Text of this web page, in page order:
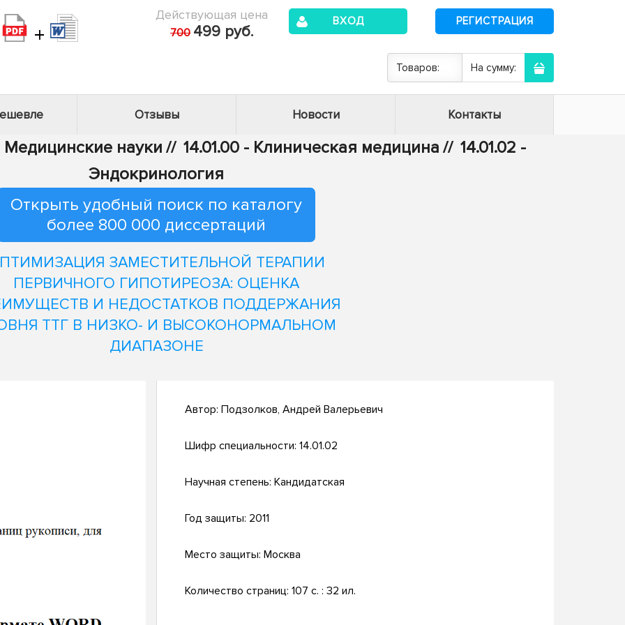
+
Действующая цена
700 499 руб.
ВХОД РЕГИСТРАЦИЯ
Товаров: На сумму:
Отзывы Новости Контакты
Медицинские науки // 14.01.00 - Клиническая медицина // 14.01.02 -
Эндокринология
Открыть удобный поиск по каталогу
более 800 000 диссертаций
ЗАМЕСТИТЕЛЬНОЙ ТЕРАПИИ
ПЕРВИЧНОГО ГИПОТИРЕОЗА: ОЦЕНКА
И НЕДОСТАТКОВ ПОДДЕРЖАНИЯ
ТТГ В НИЗКО- И ВЫСОКОНОРМАЛЬНОМ
ДИАПАЗОНЕ
Автор: Подзолков, Андрей Валерьевич
Шифр специальности: 14.01.02
Научная степень: Кандидатская
Год защиты: 2011
Место защиты: Москва
Количество страниц: 107 с. : 32 ил.